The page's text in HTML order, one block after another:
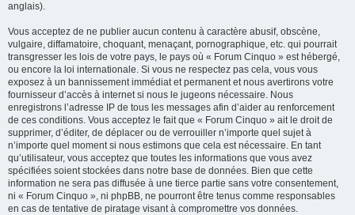
anglais).
Vous acceptez de ne publier aucun contenu à caractère abusif, obscène,
vulgaire, diffamatoire, choquant, menaçant, pornographique, etc. qui pourrait
transgresser les lois de votre pays, le pays où « Forum Cinquo » est hébergé,
ou encore la loi internationale. Si vous ne respectez pas cela, vous vous
exposez à un bannissement immédiat et permanent et nous avertirons votre
fournisseur d’accès à internet si nous le jugeons nécessaire. Nous
enregistrons l’adresse IP de tous les messages afin d’aider au renforcement
de ces conditions. Vous acceptez le fait que « Forum Cinquo » ait le droit de
supprimer, d’éditer, de déplacer ou de verrouiller n’importe quel sujet à
n’importe quel moment si nous estimons que cela est nécessaire. En tant
qu’utilisateur, vous acceptez que toutes les informations que vous avez
spécifiées soient stockées dans notre base de données. Bien que cette
information ne sera pas diffusée à une tierce partie sans votre consentement,
ni « Forum Cinquo », ni phpBB, ne pourront être tenus comme responsables
en cas de tentative de piratage visant à compromettre vos données.